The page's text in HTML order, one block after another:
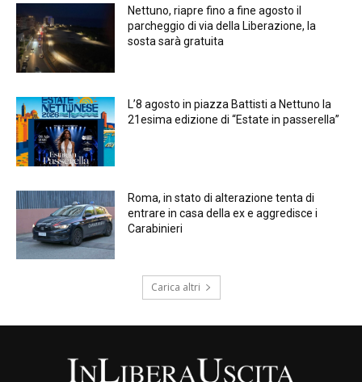
Nettuno, riapre fino a fine agosto il
parcheggio di via della Liberazione, la
sosta sarà gratuita
L’8 agosto in piazza Battisti a Nettuno la
21esima edizione di “Estate in passerella”
Roma, in stato di alterazione tenta di
entrare in casa della ex e aggredisce i
Carabinieri
Carica altri